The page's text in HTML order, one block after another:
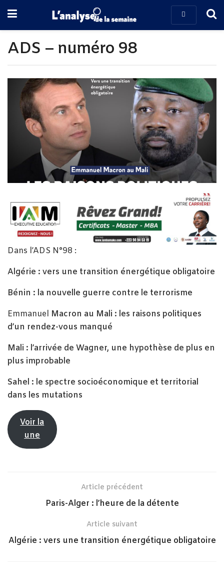
ADS – numéro 98
Dans l’ADS N°98 :
Algérie : vers une transition énergétique obligatoire
Bénin : la nouvelle guerre contre le terrorisme
Emmanuel Macron au Mali : les raisons politiques
d’un rendez-vous manqué
Mali : l’arrivée de Wagner, une hypothèse de plus en
plus improbable
Sahel : le spectre socioéconomique et territorial
dans les mutations
Voir la
une
Article précédent
Paris-Alger : l’heure de la détente
Article suivant
Algérie : vers une transition énergétique obligatoire